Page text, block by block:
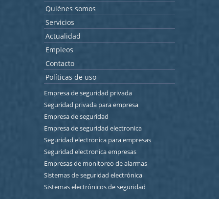
Quiénes somos
Servicios
Actualidad
Empleos
Contacto
Políticas de uso
Empresa de seguridad privada
Seguridad privada para empresa
Empresa de seguridad
Empresa de seguridad electronica
Seguridad electronica para empresas
Seguridad electronica empresas
Empresas de monitoreo de alarmas
Sistemas de seguridad electrónica
Sistemas electrónicos de seguridad